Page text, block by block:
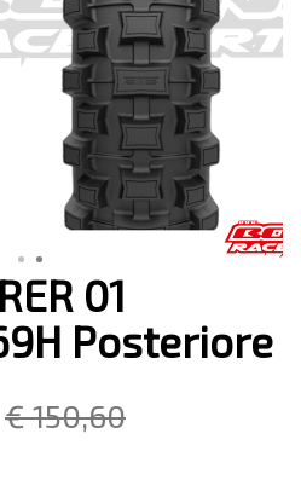
01
Posteriore
€ 150,60